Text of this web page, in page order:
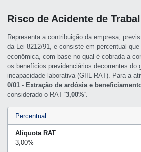
Risco de Acidente de
Representa a contribuição da empresa,
da Lei 8212/91, e consiste em percentual
econômica, com base no qual é cobrada a
os benefícios previdenciários decorrentes do
incapacidade laborativa (GIIL-RAT). Para a
0/01 - Extração de ardósia e
considerado o RAT'3,00%'.
Percentual
Alíquota RAT
3,00%